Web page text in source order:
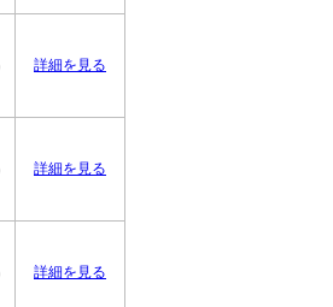
詳細を見る
詳細を見る
詳細を見る